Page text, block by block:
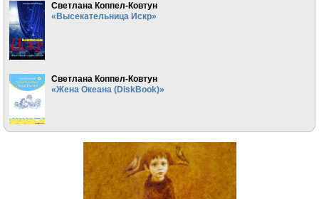
Светлана Коппел-Ковтун
«Высекательница Искр»
Светлана Коппел-Ковтун
«Жена Океана (DiskBook)»